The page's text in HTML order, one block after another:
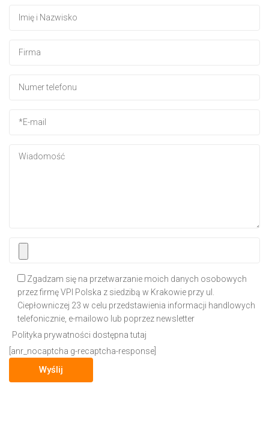
Zgadzam się na przetwarzanie moich danych osobowych
przez firmę VPI Polska z siedzibą w Krakowie przy ul.
Ciepłowniczej 23 w celu przedstawienia informacji handlowych
telefonicznie, e-mailowo lub poprzez newsletter
Polityka prywatności dostępna tutaj
[anr_nocaptcha g-recaptcha-response]